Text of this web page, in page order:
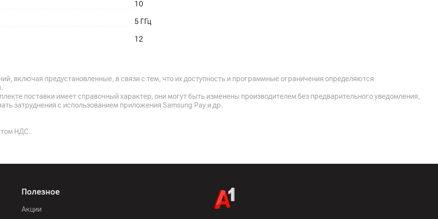
10
5 ГГц
12
включая предустановленные, в связи с тем, что их доступность и программные ограничения определяются
поставки имеет справочный характер, они могут быть изменены производителем без предварительного уведомления,
затруднения с использованием приложения Samsung Pay и др.
НДС.
Полезное
Акции